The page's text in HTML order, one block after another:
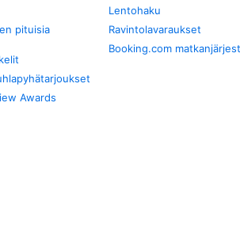
pituisia
Awards
Lentohaku
Ravintolavaraukset
Booking.com